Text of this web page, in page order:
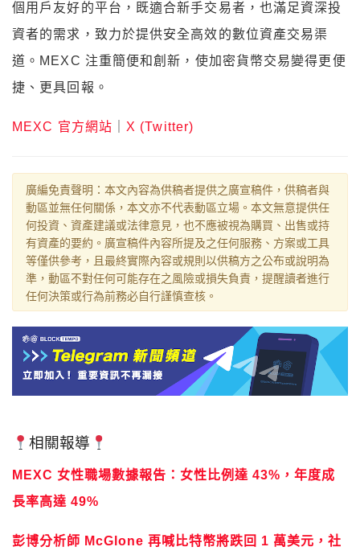
個用戶友好的平台，既適合新手交易者，也滿足資深投
資者的需求，致力於提供安全高效的數位資產交易渠
道。MEXC 注重簡便和創新，使加密貨幣交易變得更便
捷、更具回報。
MEXC 官方網站 X (Twitter)
廣編免責聲明：本文內容為供稿者提供之廣宣稿件，供稿者與
動區並無任何關係，本文亦不代表動區立場。本文無意提供任
何投資、資產建議或法律意見，也不應被視為購買、出售或持
有資產的要約。廣宣稿件內容所提及之任何服務、方案或工具
等僅供參考，且最終實際內容或規則以供稿方之公布或說明為
準，動區不對任何可能存在之風險或損失負責，提醒讀者進行
任何決策或行為前務必自行謹慎查核。
相關報導
MEXC 女性職場數據報告：女性比例達 43%，年度成
長率高達 49%
彭博分析師 McGlone 再喊比特幣將跌回 1 萬美元，社